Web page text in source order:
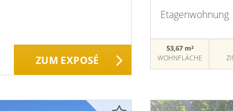
ZUM EXPOSÉ
Etagenwohnung
53,67 m²
WOHNFLÄCHE